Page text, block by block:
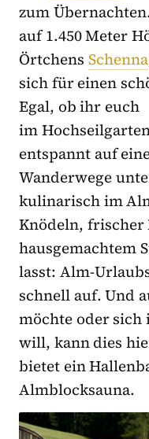
zum
auf 1.450 Meter
Örtchens Schenna
sich für einen
Egal, ob ihr euch
im
entspannt auf
Wanderwege
kulinarisch im
Knödeln,
hausgemachtem
lasst: Alm-
schnell auf. Und
möchte oder sich
will, kann dies
bietet ein
Almblocksauna.